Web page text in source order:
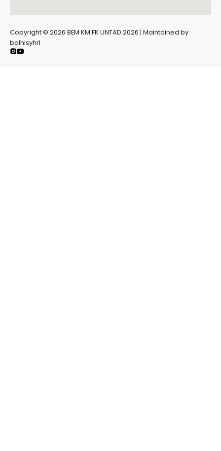
Copyright © 2026 BEM KM FK UNTAD 2026 | Maintained by
balhisyhrl